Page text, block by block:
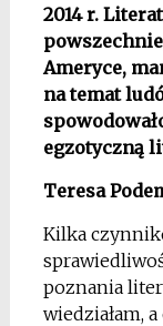
2014 r.
Ameryce,
na temat
egzotyczną
Teresa
Kilka
poznania
wiedziałam,